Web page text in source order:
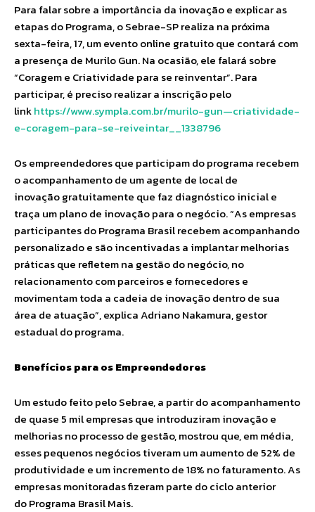
Para falar sobre a importância da inovação e explicar as
etapas do Programa, o Sebrae-SP realiza na próxima
sexta-feira, 17, um evento online gratuito que contará com
a presença de Murilo Gun. Na ocasião, ele falará sobre
“Coragem e Criatividade para se reinventar”. Para
participar, é preciso realizar a inscrição pelo
linkhttps://www.sympla.com.br/murilo-gun—criatividade-
e-coragem-para-se-reiveintar__1338796
Os empreendedores que participam do programa recebem
o acompanhamento de um agente de local de
inovação gratuitamente que faz diagnóstico inicial e
traça um plano de inovação para o negócio. “As empresas
participantes do Programa Brasil recebem acompanhando
personalizado e são incentivadas a implantar melhorias
práticas que refletem na gestão do negócio, no
relacionamento com parceiros e fornecedores e
movimentam toda a cadeia de inovação dentro de sua
área de atuação”, explica Adriano Nakamura, gestor
estadual do programa.
Benefícios para os Empreendedores
Um estudo feito pelo Sebrae, a partir do acompanhamento
de quase 5 mil empresas que introduziram inovação e
melhorias no processo de gestão, mostrou que, em média,
esses pequenos negócios tiveram um aumento de 52% de
produtividade e um incremento de 18% no faturamento. As
empresas monitoradas fizeram parte do ciclo anterior
do Programa Brasil Mais.